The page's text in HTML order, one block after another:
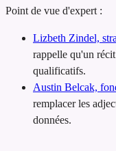
Point de vue d'expert :
Lizbeth Zindel,
rappelle qu'un
qualificatifs.
Austin Belcak,
remplacer les
données.